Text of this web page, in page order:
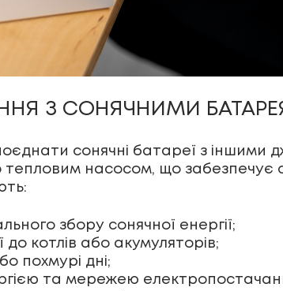
З СОНЯЧНИМИ
сонячні батареї з іншими
насосом, що забезпечує
збору сонячної енергії;
котлів або акумуляторів;
похмурі дні;
та мережею